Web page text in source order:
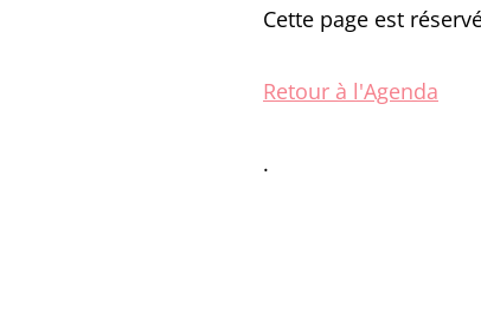
Cette page est
Retour à l'Agenda
.